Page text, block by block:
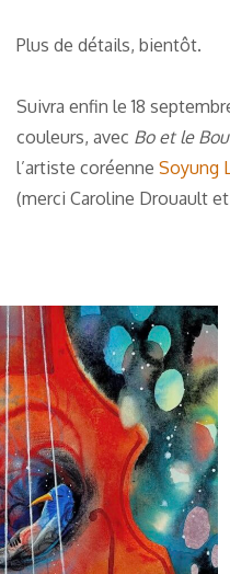
Plus de détails, bientôt.
Suivra enfin le 18
couleurs, avec Bo et le
l’artiste coréenne Soyung
(merci Caroline Drouault